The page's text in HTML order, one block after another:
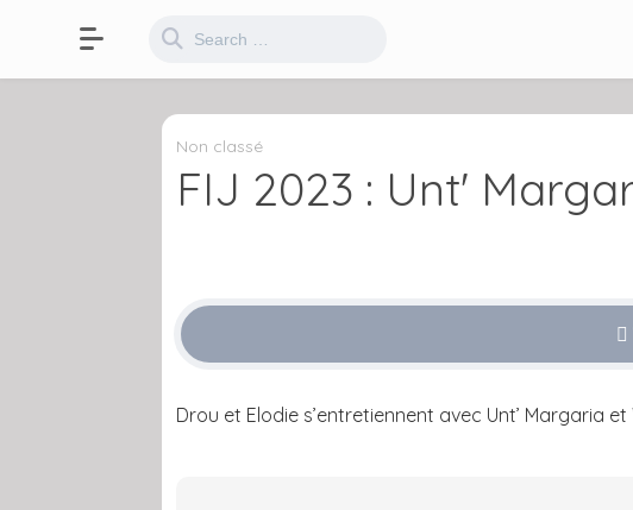
Non classé
FIJ 2023 : Unt'
Drou et Elodie s’entretiennent avec Unt’ Margaria